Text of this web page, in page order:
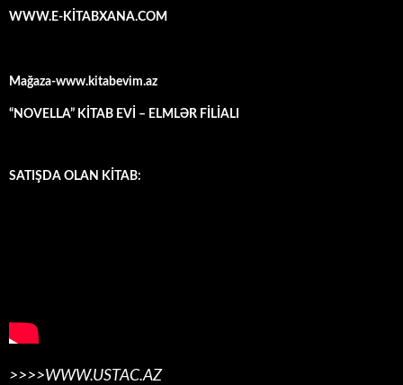
WWW.E-KİTABXANA.COM
Mağaza-www.kitabevim.az
“NOVELLA” KİTAB EVİ – ELMLƏR FİLİALI
SATIŞDA OLAN KİTAB:
>>>>WWW.USTAC.AZ